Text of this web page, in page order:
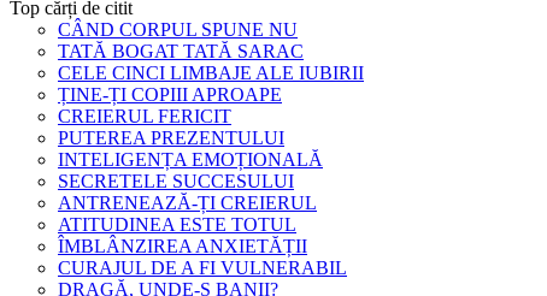
Top cărți de citit
CÂND CORPUL SPUNE NU
TATĂ BOGAT TATĂ SARAC
CELE CINCI LIMBAJE ALE IUBIRII
ȚINE-ȚI COPIII APROAPE
CREIERUL FERICIT
PUTEREA PREZENTULUI
INTELIGENȚA EMOȚIONALĂ
SECRETELE SUCCESULUI
ANTRENEAZĂ-ȚI CREIERUL
ATITUDINEA ESTE TOTUL
ÎMBLÂNZIREA ANXIETĂȚII
CURAJUL DE A FI VULNERABIL
DRAGĂ, UNDE-S BANII?